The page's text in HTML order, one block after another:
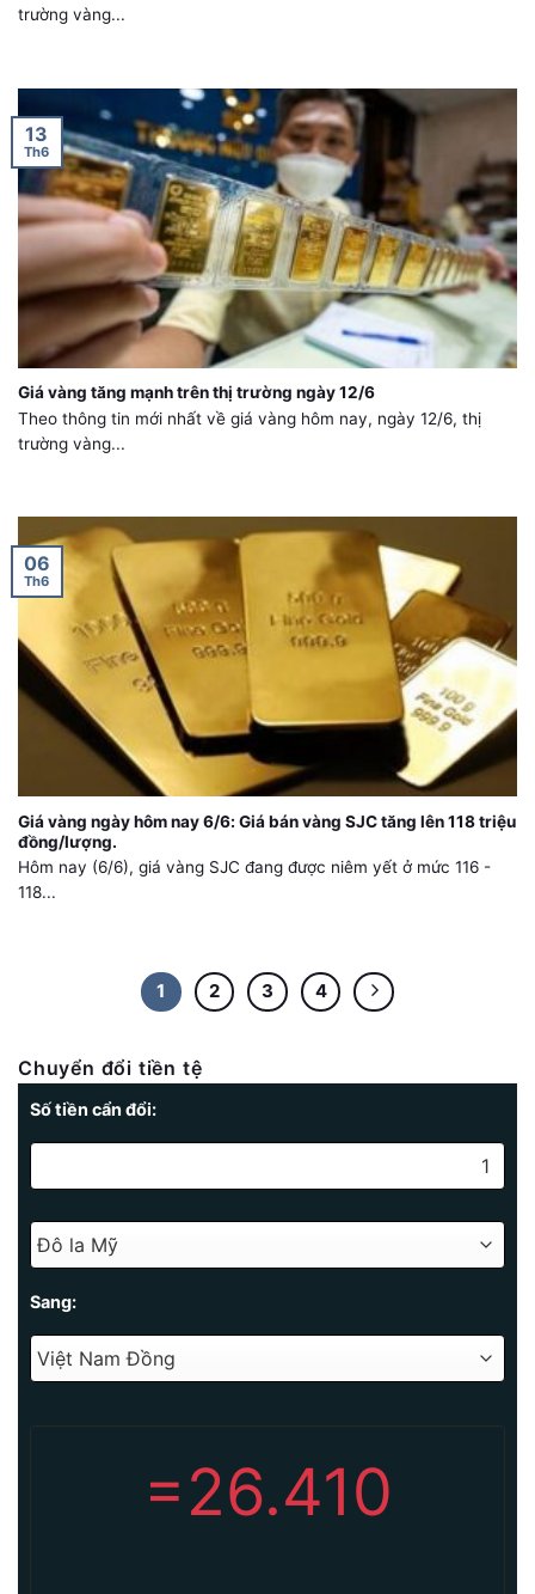
trường vàng...
Giá vàng tăng mạnh trên thị trường ngày 12/6
Theo thông tin mới nhất về giá vàng hôm nay, ngày 12/6, thị
trường vàng...
13
Th6
Giá vàng ngày hôm nay 6/6: Giá bán vàng SJC tăng lên 118 triệu
đồng/lượng.
Hôm nay (6/6), giá vàng SJC đang được niêm yết ở mức 116 -
118...
06
Th6
1 2 3 4
Chuyển đổi tiền tệ
Số tiền cẩn đổi:
Sang:
=26.410